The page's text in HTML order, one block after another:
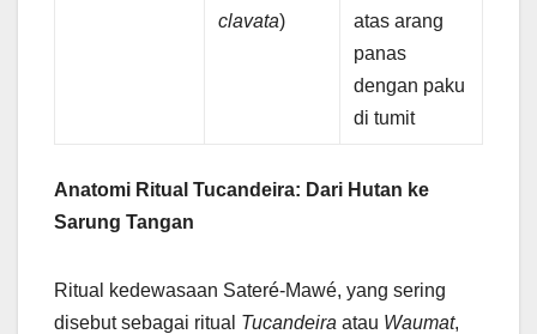
clavata)
atas arang
panas
dengan paku
di tumit
Anatomi Ritual Tucandeira: Dari Hutan ke
Sarung Tangan
Ritual kedewasaan Sateré-Mawé, yang sering
disebut sebagai ritual Tucandeira atau Waumat,